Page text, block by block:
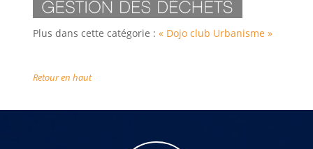
Plus dans cette catégorie : « Dojo club Urbanisme »
Retour en haut